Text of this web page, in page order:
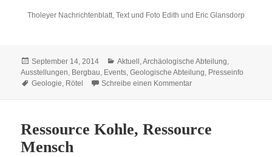
Tholeyer Nachrichtenblatt, Text und Foto Edith und Eric Glansdorp
Veröffentlicht
am
September 14, 2014 Kategorien
Aktuell ,Archäologische Abteilung
Ausstellungen Bergbau Events ,Geologische Abteilung Presseinfo
Schlagwörter
Geologie Rötel Schreibe einen Kommentarzu Auf den Spuren des
Ressource Kohle, Ressource
Mensch